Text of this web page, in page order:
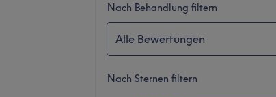
Nach Behandlung filtern
Alle Bewertungen
Nach Sternen filtern